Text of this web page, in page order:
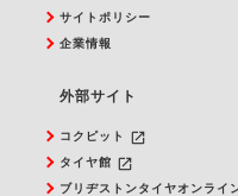
サイトポリシー
企業情報
外部サイト
コクピット launch
タイヤ館 launch
ブリヂストンタイヤオンライ